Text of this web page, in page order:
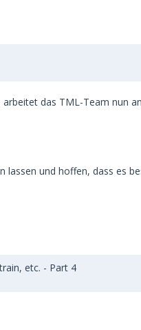
das TML-Team nun
lassen und hoffen, dass es
etc. - Part 4